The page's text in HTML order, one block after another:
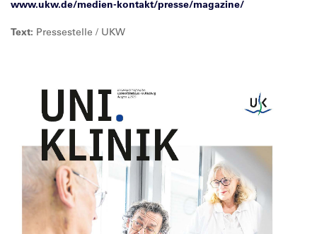
www.ukw.de/medien-kontakt/presse/magazine/
Text: Pressestelle / UKW